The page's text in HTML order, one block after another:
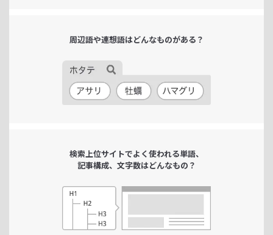
周辺語や連想語はどんなものがある？
検索上位サイトでよく使われる単語、
記事構成、文字数はどんなもの？